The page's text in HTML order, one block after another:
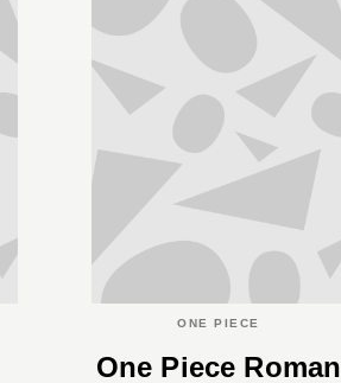
ONE PIECE
One Piece Roman